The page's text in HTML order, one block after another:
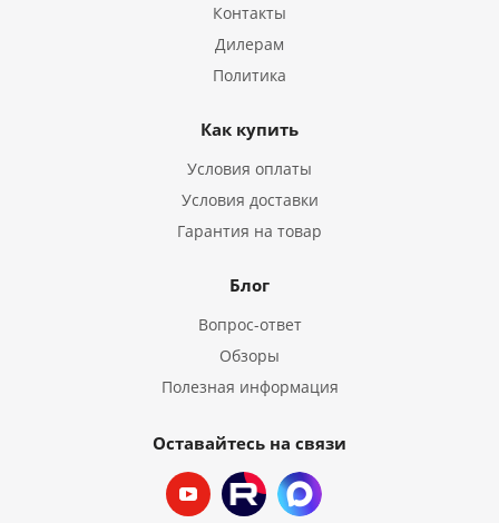
Контакты
Дилерам
Политика
Как купить
Условия оплаты
Условия доставки
Гарантия на товар
Блог
Вопрос-ответ
Обзоры
Полезная информация
Оставайтесь на связи